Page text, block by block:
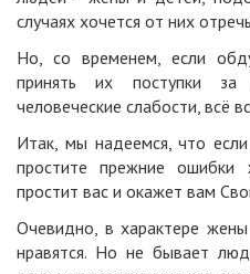
случаях хочется от них
Но, со временем, если
принять их поступки за
человеческие слабости, всё
Итак, мы надеемся, что
простите прежние
простит вас и окажет вам
Очевидно, в характере
нравятся. Но не бывает